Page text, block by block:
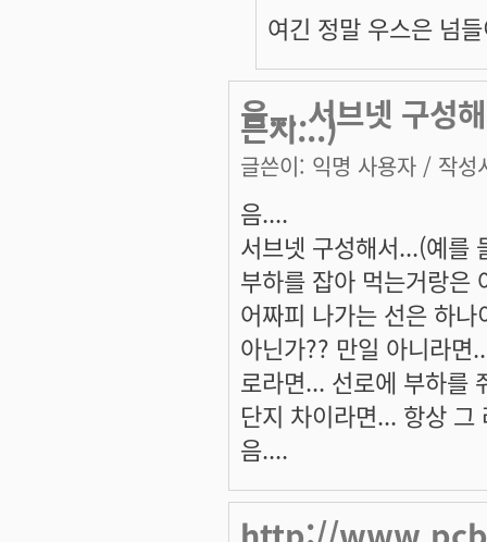
여긴 정말 우스은 넘
음....서브넷 구성
든지...)
글쓴이: 익명 사용자 / 작성
음....
서브넷 구성해서...(예를
부하를 잡아 먹는거랑은
어짜피 나가는 선은 하
아닌가?? 만일 아니라
로라면... 선로에 부하를
단지 차이라면... 항상
음....